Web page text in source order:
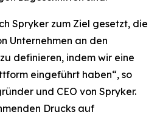
Spryker zum Ziel gesetzt, die
Unternehmen an den
definieren, indem wir eine
eingeführt haben“, so
und CEO von Spryker.
Drucks auf